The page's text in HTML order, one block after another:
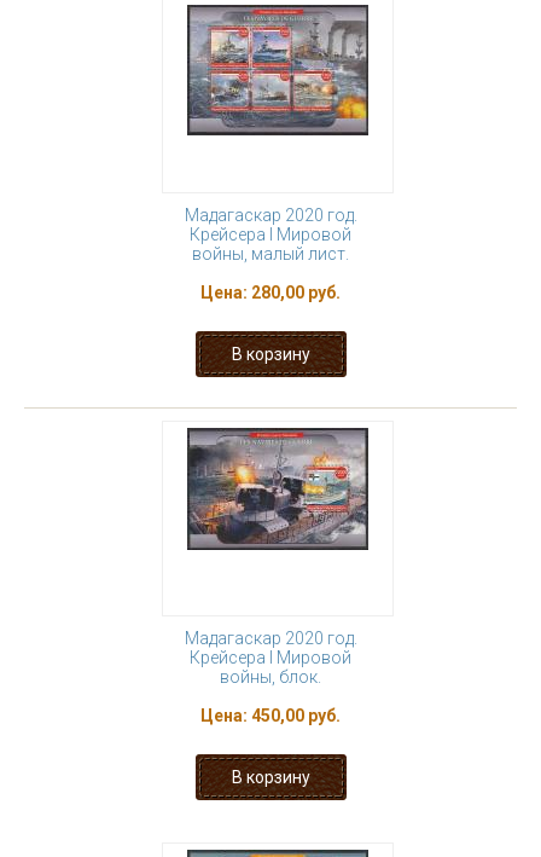
Мадагаскар 2020 год.
Крейсера I Мировой
войны, малый лист.
Цена: 280,00 руб.
Мадагаскар 2020 год.
Крейсера I Мировой
войны, блок.
Цена: 450,00 руб.